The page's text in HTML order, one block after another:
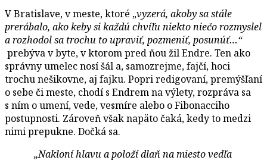
V Bratislave, v meste, ktoré „vyzerá, akoby sa stále
prerábalo, ako keby si každú chvíľu niekto niečo rozmyslel
a rozhodol sa trochu to upraviť, pozmeniť, posunúť…“
prebýva v byte, v ktorom pred ňou žil Endre. Ten ako
správny umelec nosí šál a, samozrejme, fajčí, hoci
trochu nešikovne, aj fajku. Popri redigovaní, premýšľaní
o sebe či meste, chodí s Endrem na výlety, rozpráva sa
s ním o umení, vede, vesmíre alebo o Fibonacciho
postupnosti. Zároveň však napäto čaká, kedy to medzi
nimi prepukne. Dočká sa.
„Nakloní hlavu a položí dlaň na miesto vedľa